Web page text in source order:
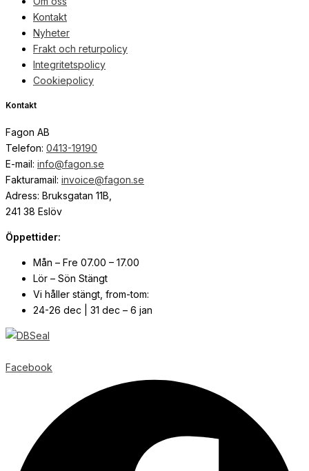
Kontakt
Nyheter
Frakt och returpolicy
Integritetspolicy
Cookiepolicy
Kontakt
Fagon AB
Telefon: 0413-19190
E-mail: info@fagon.se
Fakturamail: invoice@fagon.se
Adress: Bruksgatan 11B,
241 38 Eslöv
Öppettider:
Mån – Fre 07.00 – 17.00
Lör – Sön Stängt
Vi håller stängt, from-tom:
24-26 dec | 31 dec – 6 jan
Facebook